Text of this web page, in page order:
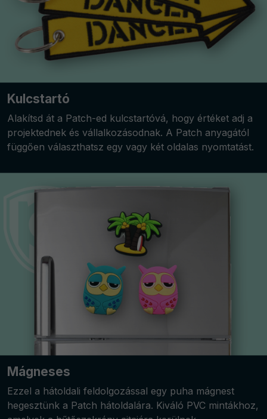
Kulcstartó
Alakítsd át a Patch-ed kulcstartóvá, hogy értéket adj a
projektednek és vállalkozásodnak. A Patch anyagától
függően választhatsz egy vagy két oldalas nyomtatást.
Mágneses
Ezzel a hátoldali feldolgozással egy puha mágnest
hegesztünk a Patch hátoldalára. Kiváló PVC mintákhoz,